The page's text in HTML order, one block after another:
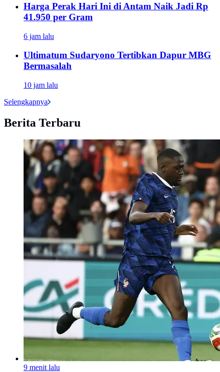
Harga Perak Hari Ini di Antam Naik Jadi Rp
41.950 per Gram
6 jam lalu
Ultimatum Sudaryono Tertibkan Dapur MBG
Bermasalah
10 jam lalu
Selengkapnya
Berita Terbaru
9 menit lalu